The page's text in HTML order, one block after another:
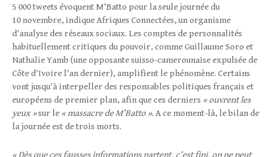
5 000 tweets évoquent M’Batto pour la seule journée du
10 novembre, indique Afriques Connectées, un organisme
d’analyse des réseaux sociaux. Les comptes de personnalités
habituellement critiques du pouvoir, comme Guillaume Soro et
Nathalie Yamb (une opposante suisso-camerounaise expulsée de
Côte d’Ivoire l’an dernier), amplifient le phénomène. Certains
vont jusqu’à interpeller des responsables politiques français et
européens de premier plan, afin que ces derniers « ouvrent les
yeux »sur le « massacre de M’Batto ». A ce moment-là, le bilan de
la journée est de trois morts.